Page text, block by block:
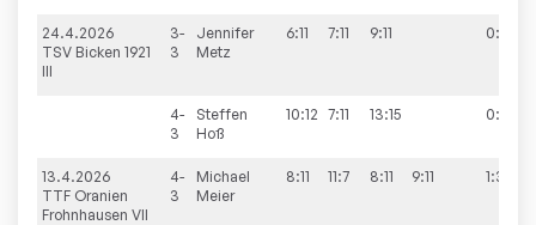
24.4.2026
TSV Bicken 1921
III
3-
3
Jennifer
Metz
6:11 7:11 9:11 0:3
4-
3
Steffen
Hoß
10:12 7:11 13:15 0:3
13.4.2026
TTF Oranien
Frohnhausen VII
4-
3
Michael
Meier
8:11 11:7 8:11 9:11 1:3